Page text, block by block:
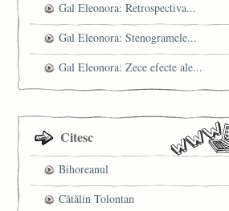
Gal Eleonora: Retrospectiva...
Gal Eleonora: Stenogramele...
Gal Eleonora: Zece efecte ale...
Citesc
Bihoreanul
Cătălin Tolontan